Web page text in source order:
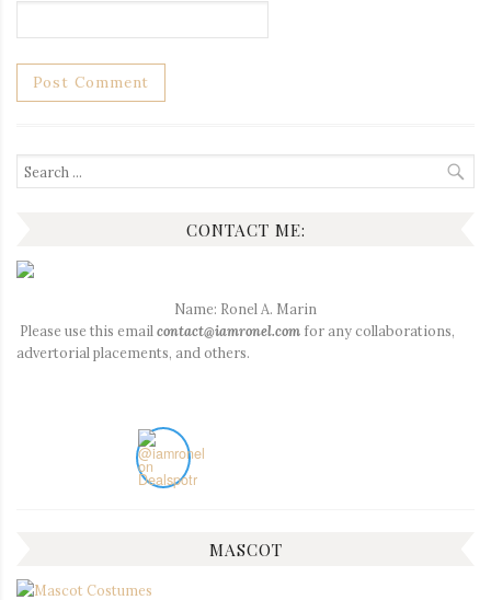
Search
for:
CONTACT ME:
Name: Ronel A. Marin
Please use this emailcontact@iamronel.com for any collaborations,
advertorial placements, and others.
MASCOT